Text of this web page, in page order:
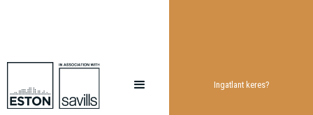
Ingatlant keres?